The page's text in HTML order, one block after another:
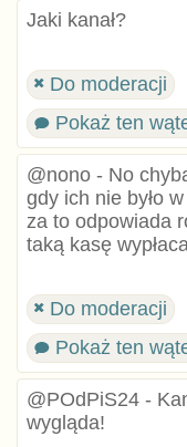
Jaki kanał?
Do moderacji
Pokaż ten
@nono - No
gdy ich nie było
za to odpowiada
taką kasę
Do moderacji
Pokaż ten
@POdPiS24 -
wygląda!